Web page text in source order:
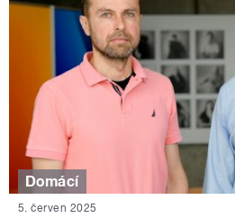
Domácí
5. červen 2025